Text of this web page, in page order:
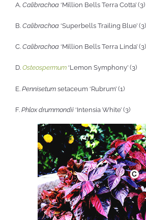
A. Calibrachoa ‘Million Bells Terra Cotta’ (3)
B. Calibrachoa ‘Superbells Trailing Blue’ (3)
C. Calibrachoa ‘Million Bells Terra Linda’ (3)
D. Osteospermum ‘Lemon Symphony’ (3)
E. Pennisetum setaceum ‘Rubrum’ (1)
F. Phlox drummondii ‘Intensia White’ (3)